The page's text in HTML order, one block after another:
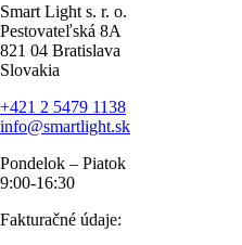
Smart Light s. r. o.
Pestovateľská 8A
821 04 Bratislava
Slovakia
+421 2 5479 1138
info@smartlight.sk
Pondelok – Piatok
9:00-16:30
Fakturačné údaje: